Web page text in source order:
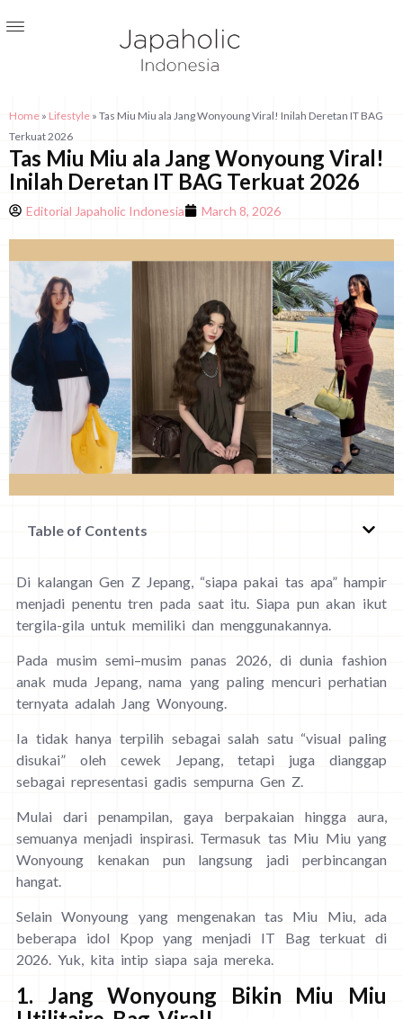
Home » Lifestyle » Tas Miu Miu ala Jang Wonyoung Viral! Inilah Deretan IT BAG
Terkuat 2026
Tas Miu Miu ala Jang Wonyoung Viral!
Inilah Deretan IT BAG Terkuat 2026
Editorial Japaholic Indonesia March 8, 2026
Table of Contents
Di kalangan Gen Z Jepang, “siapa pakai tas apa” hampir
menjadi penentu tren pada saat itu. Siapa pun akan ikut
tergila-gila untuk memiliki dan menggunakannya.
Pada musim semi–musim panas 2026, di dunia fashion
anak muda Jepang, nama yang paling mencuri perhatian
ternyata adalah Jang Wonyoung.
Ia tidak hanya terpilih sebagai salah satu “visual paling
disukai” oleh cewek Jepang, tetapi juga dianggap
sebagai representasi gadis sempurna Gen Z.
Mulai dari penampilan, gaya berpakaian hingga aura,
semuanya menjadi inspirasi. Termasuk tas Miu Miu yang
Wonyoung kenakan pun langsung jadi perbincangan
hangat.
Selain Wonyoung yang mengenakan tas Miu Miu, ada
beberapa idol Kpop yang menjadi IT Bag terkuat di
2026. Yuk, kita intip siapa saja mereka.
1. Jang Wonyoung Bikin Miu Miu